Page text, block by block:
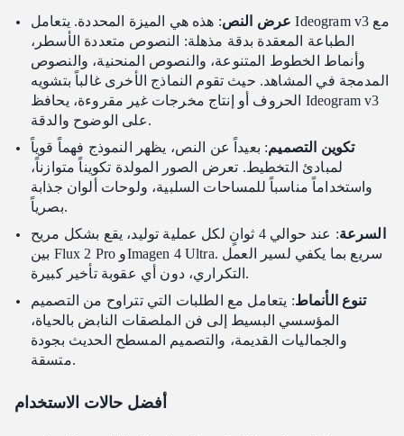
عرض النص: هذه هي الميزة المحددة. يتعامل Ideogram v3 مع
الطباعة المعقدة بدقة مذهلة: النصوص متعددة الأسطر،
وأنماط الخطوط المتنوعة، والنصوص المنحنية، والنصوص
المدمجة في المشاهد. حيث تقوم النماذج الأخرى غالباً بتشويه
الحروف أو إنتاج مخرجات غير مقروءة، يحافظ Ideogram v3
على الوضوح والدقة.
تكوين التصميم: بعيداً عن النص، يظهر النموذج فهماً قوياً
لمبادئ التخطيط. تعرض الصور المولدة تكويناً متوازناً،
واستخداماً مناسباً للمساحات السلبية، ولوحات ألوان جذابة
بصرياً.
السرعة
: عند حوالي 4 ثوانٍ لكل عملية توليد، يقع بشكل مريح
بين Flux 2 Pro وImagen 4 Ultra. سريع بما يكفي لسير العمل
التكراري، دون أي عقوبة تأخير كبيرة.
تنوع الأنماط: يتعامل مع الطلبات التي تتراوح من التصميم
المؤسسي البسيط إلى فن الملصقات النابض بالحياة،
والجماليات القديمة، والتصميم المسطح الحديث بجودة
متسقة.
أفضل حالات الاستخدام